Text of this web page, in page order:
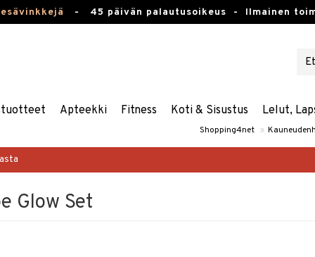
- 45 päivän palautusoikeus - Ilmainen
Apteekki Fitness Koti & Sisustus Lelut,
Shopping4net »
Glow Set